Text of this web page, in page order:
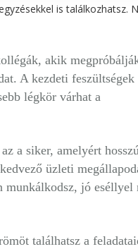
is találkozhatsz.
akik
A kezdeti feszültségek
légkör várhat a
a siker, amelyért
üzleti
munkálkodsz, jó eséllyel
találhatsz a